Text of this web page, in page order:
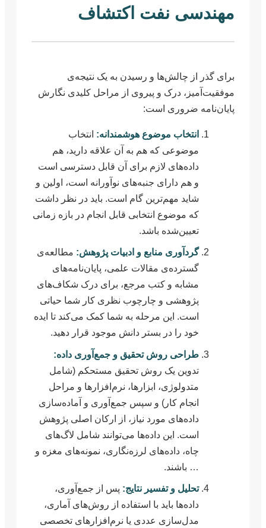
مهندسی نفت اکتشاف
برای گذر از چالش‌ها و رسیدن به یک نتیجه‌ی
موفقیت‌آمیز، درک و پیروی از مراحل کلیدی نگارش
پایان‌نامه ضروری است:
انتخاب موضوع هوشمندانه: انتخاب
موضوعی که هم به آن علاقه دارید، هم
داده‌های لازم برای آن قابل دسترسی است
و هم دارای جنبه‌های نوآورانه است، اولین و
شاید مهم‌ترین گام است. باید در نظر داشت
که موضوع انتخابی قابل انجام در بازه زمانی
تعیین‌شده باشد.
گردآوری منابع و ادبیات پژوهش: مطالعه‌ی
گسترده‌ی مقالات علمی، پایان‌نامه‌های
مشابه و کتب مرجع، برای درک شکاف‌های
پژوهشی و چارچوب نظری کار شما حیاتی
است. این مرحله به شما کمک می‌کند تا ایده
خود را در بستر دانش موجود قرار دهید.
طراحی روش تحقیق و جمع‌آوری داده:
تدوین یک روش تحقیق مستحکم (شامل
متدولوژی، ابزارها، نرم‌افزارها و مراحل
انجام کار) و سپس جمع‌آوری و آماده‌سازی
داده‌های مورد نیاز، از ارکان اصلی پژوهش
است. این داده‌ها می‌توانند شامل لاگ‌های
چاه، داده‌های لرزه‌نگاری، نمونه‌های مغزه و
… باشند.
تحلیل و تفسیر نتایج: پس از جمع‌آوری،
داده‌ها باید با استفاده از روش‌های آماری،
مدل‌سازی عددی یا نرم‌افزارهای تخصصی